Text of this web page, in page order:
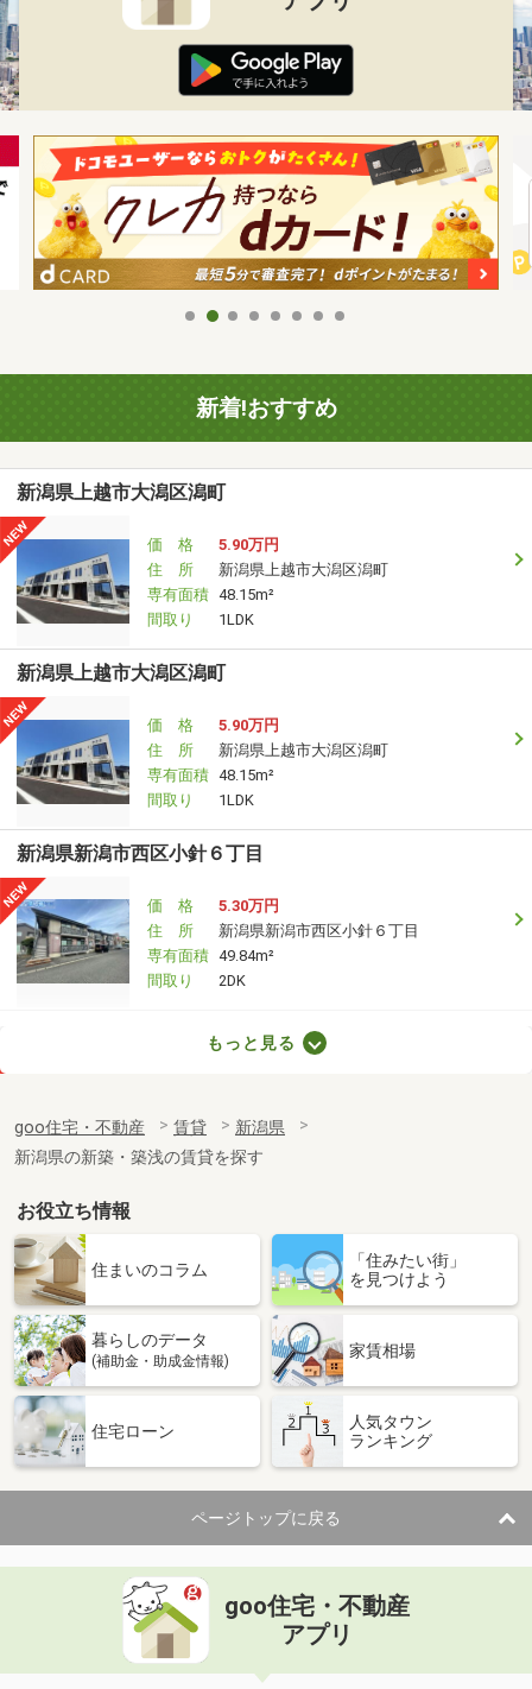
新着!おすすめ
新潟県上越市大潟区潟町
価 格
5.90万円
住 所
新潟県上越市大潟区潟町
専有面積 48.15m²
間取り
1LDK
新潟県上越市大潟区潟町
価 格
5.90万円
住 所
新潟県上越市大潟区潟町
専有面積 48.15m²
間取り
1LDK
新潟県新潟市西区小針６丁目
価 格
5.30万円
住 所
新潟県新潟市西区小針６丁目
専有面積 49.84m²
間取り
2DK
新潟県見附市葛巻１丁目
専有面積
49.17m²
間取り
1LDK
新潟県新潟市東区東明５丁目
価 格
5.70万円
新潟県新潟市東区東明５丁目
専有面積 53.46m²
間取り
新潟県新潟市中央区姥ケ山４丁目
住 所
新潟県新潟市中央区姥ケ山４丁目
専有面積 50.01m²
間取り
1LDK
新潟県新潟市中央区関屋恵町
価 格
住 所
新潟県新潟市中央区関屋恵町
専有面積 45.8m²
もっと見る
goo住宅・不動産 賃貸
新潟県
新潟県の新築・築浅の賃貸を探す
お役立ち情報
住まいのコラム
「住みたい街」
を見つけよう
暮らしのデータ
(補助金・助成金情報)
家賃相場
住宅ローン
人気タウン
ランキング
ページトップに戻る
goo住宅・不動産
アプリ